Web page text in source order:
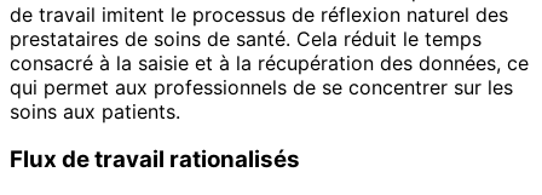
de travail imitent le processus de réflexion naturel des
prestataires de soins de santé. Cela réduit le temps
consacré à la saisie et à la récupération des données, ce
qui permet aux professionnels de se concentrer sur les
soins aux patients.
Flux de travail rationalisés